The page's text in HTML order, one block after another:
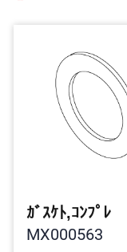
ｶﾞｽｹﾄ,ｺﾝﾌﾟﾚ
MX000563